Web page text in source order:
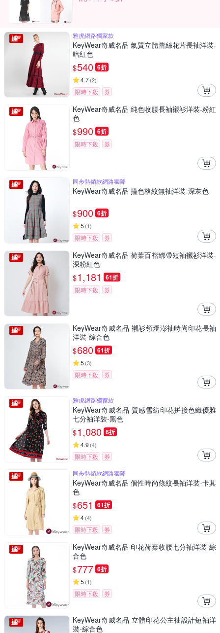
雅虎網路獨家款
KeyWear奇威名品 氣質立體蕾絲花片長袖洋裝-
暗紅色
$540 6折
4.7(2)
限時下殺 券
KeyWear奇威名品 純色收腰長袖襯衫洋裝-粉紅
色
$990 6折
限時下殺 券
同步熱銷款網路獨降
KeyWear奇威名品 撞色格紋無袖洋裝-深灰色
$900 6折
5 (1)
限時下殺 券
KeyWear奇威名品 荷葉百褶綁帶短袖襯衫洋裝-
深粉紅色
$1,181 61折
限時下殺 券
KeyWear奇威名品 襯衫領燈澎袖時尚印花長袖
洋裝-綜合色
$680 61折
5 (3)
限時下殺 券
雅虎網路獨家款
KeyWear奇威名品 質感雪紡印花拼接色織優雅
七分袖洋裝-黑色
$1,080 6折
4.9 (4)
限時下殺
券
同步熱銷款網路獨降
KeyWear奇威名品 個性時尚條紋長袖洋裝-卡其
色
$651 61折
4(4)
限時下殺 券
KeyWear奇威名品 印花荷葉收腰七分袖洋裝-綜
合色
$777 6折
5 (1)
限時下殺 券
KeyWear奇威名品 立體印花公主袖設計短袖洋
裝-綜合色